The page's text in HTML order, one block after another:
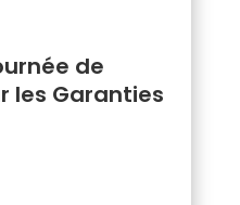
de
les Garanties